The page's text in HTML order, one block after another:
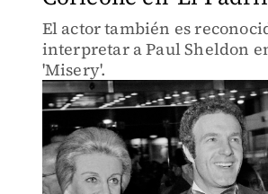
El actor también es
interpretar a Paul Sheldon
'Misery'.